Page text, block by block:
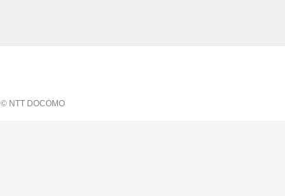
© NTT DOCOMO